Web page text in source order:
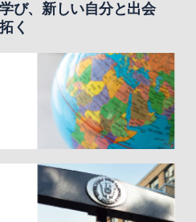
び、新しい自分と出会
く